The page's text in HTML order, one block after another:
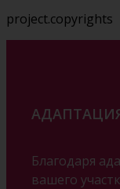
project.copyrights
Благодаря
вашего